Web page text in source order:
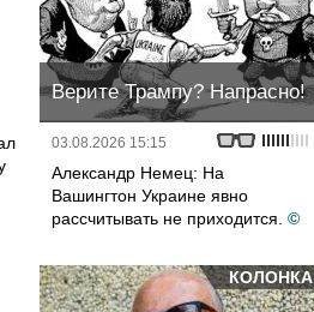
Верите Трампу? Напрасно!
03.08.2026 15:15
Александр Немец: На
Вашингтон Украине явно
рассчитывать не приходится. ©
КОЛОНКА